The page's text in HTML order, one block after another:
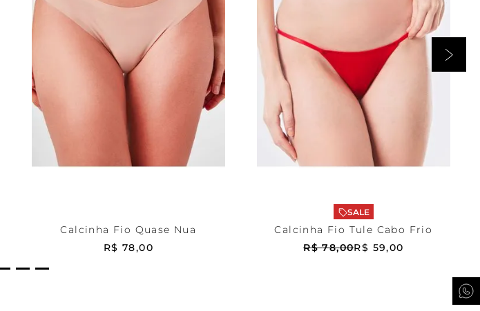
Calcinha Fio Quase Nua
R$ 78,00
Vermelho
SALE
Calcinha Fio Tule Cabo Frio
R$ 78,00R$ 59,00